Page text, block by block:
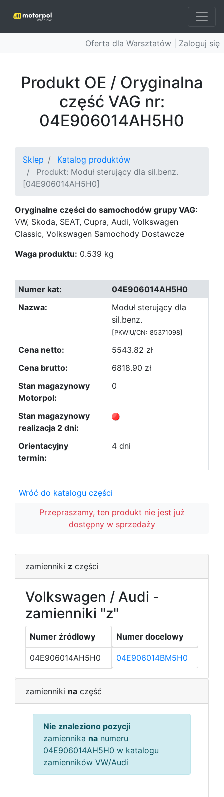
Oferta dla Warsztatów | Zaloguj się
Produkt OE / Oryginalna
część VAG nr:
04E906014AH5H0
Sklep
Katalog produktów
Produkt: Moduł sterujący dla sil.benz.
[04E906014AH5H0]
Oryginalne części do samochodów grupy VAG:
VW, Skoda, SEAT, Cupra, Audi, Volkswagen
Classic, Volkswagen Samochody Dostawcze
Waga produktu: 0.539 kg
04E906014AH5H0
Moduł sterujący dla
sil.benz.
[PKWiU/CN: 85371098]
5543.82 zł
6818.90 zł
0
4 dni
Wróć do katalogu części
Przepraszamy, ten produkt nie jest już
dostępny w sprzedaży
zamienniki z części
Volkswagen / Audi -
zamienniki "z"
Numer źródłowy Numer docelowy
04E906014AH5H0 04E906014BM5H0
zamienniki na część
Nie znaleziono pozycji
zamiennika na numeru
04E906014AH5H0 w katalogu
zamienników VW/Audi